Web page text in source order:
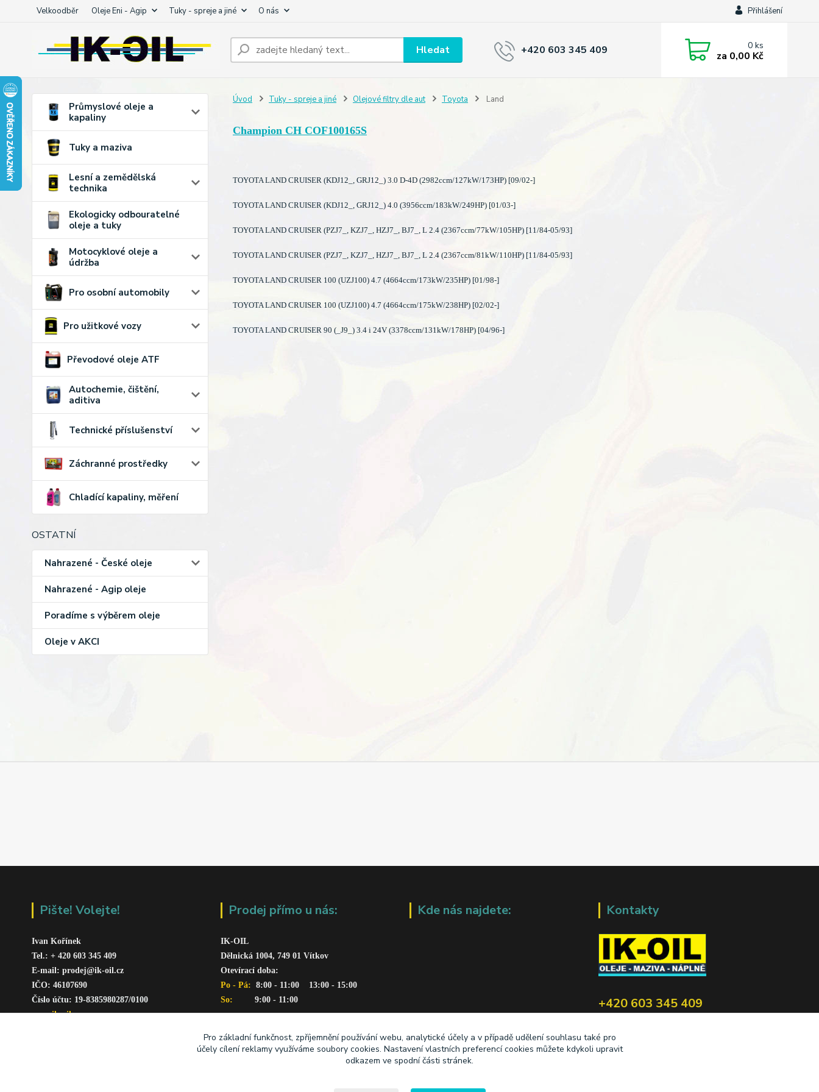
Velkoodběr Oleje Eni - Agip Tuky - spreje a jiné O nás Přihlášení
Hledat +420 603 345 409 0ks
za 0,00 Kč
Průmyslové oleje a
kapaliny
Tuky a maziva
Lesní a zemědělská
technika
Ekologicky odbouratelné
oleje a tuky
Motocyklové oleje a
údržba
Pro osobní automobily
Pro užitkové vozy
Převodové oleje ATF
Autochemie, čištění,
aditiva
Technické příslušenství
Záchranné prostředky
Chladící kapaliny, měření
OSTATNÍ
Nahrazené - České oleje
Nahrazené - Agip oleje
Poradíme s výběrem oleje
Oleje v AKCI
Úvod Tuky - spreje a jiné Olejové filtry dle aut Toyota Land
Champion CH COF100165S
TOYOTA LAND CRUISER (KDJ12_, GRJ12_) 3.0 D-4D (2982ccm/127kW/173HP) [09/02-]
TOYOTA LAND CRUISER (KDJ12_, GRJ12_) 4.0 (3956ccm/183kW/249HP) [01/03-]
TOYOTA LAND CRUISER (PZJ7_, KZJ7_, HZJ7_, BJ7_, L 2.4 (2367ccm/77kW/105HP) [11/84-05/93]
TOYOTA LAND CRUISER (PZJ7_, KZJ7_, HZJ7_, BJ7_, L 2.4 (2367ccm/81kW/110HP) [11/84-05/93]
TOYOTA LAND CRUISER 100 (UZJ100) 4.7 (4664ccm/173kW/235HP) [01/98-]
TOYOTA LAND CRUISER 100 (UZJ100) 4.7 (4664ccm/175kW/238HP) [02/02-]
TOYOTA LAND CRUISER 90 (_J9_) 3.4 i 24V (3378ccm/131kW/178HP) [04/96-]
Pište! Volejte!
Ivan Kořínek
Tel.: + 420 603 345 409
E-mail: prodej@ik-oil.cz
IČO: 46107690
Číslo účtu: 19-8385980287/0100
www.ik-oil.cz
Prodej přímo u nás:
IK-OIL
Dělnická 1004, 749 01 Vítkov
Otevírací doba:
Po - Pá: 8:00 - 11:00    13:00 - 15:00
So:
      9:00 - 11:00
Kde nás najdete: Kontakty
+420 603 345 409
Pro základní funkčnost, zpříjemnění používání webu, analytické účely a v případě udělení souhlasu také pro
účely cílení reklamy využíváme soubory cookies. Nastavení vlastních preferencí cookies můžete kdykoli upravit
odkazem ve spodní části stránek.